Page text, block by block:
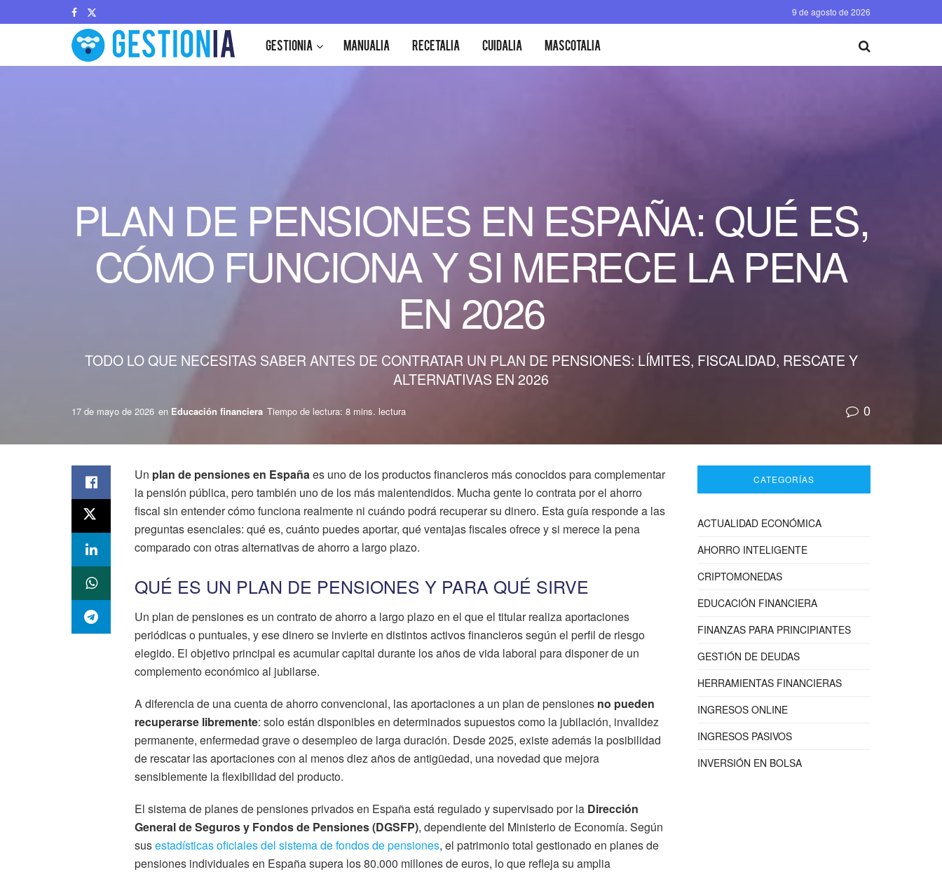
9 de agosto de 2026
GESTIONIA MANUALIA RECETALIA CUIDALIA MASCOTALIA
PLAN DE PENSIONES EN ESPAÑA: QUÉ ES,
CÓMO FUNCIONA Y SI MERECE LA PENA
EN 2026
TODO LO QUE NECESITAS SABER ANTES DE CONTRATAR UN PLAN DE PENSIONES: LÍMITES, FISCALIDAD, RESCATE Y
ALTERNATIVAS EN 2026
17 de mayo de 2026 en Educación financiera Tiempo de lectura: 8 mins. lectura 0
Un plan de pensiones en Españaes uno de los productos financieros más conocidos para complementar
la pensión pública, pero también uno de los más malentendidos. Mucha gente lo contrata por el ahorro
fiscal sin entender cómo funciona realmente ni cuándo podrá recuperar su dinero. Esta guía responde a las
preguntas esenciales: qué es, cuánto puedes aportar, qué ventajas fiscales ofrece y si merece la pena
comparado con otras alternativas de ahorro a largo plazo.
QUÉ ES UN PLAN DE PENSIONES Y PARA QUÉ SIRVE
Un plan de pensiones es un contrato de ahorro a largo plazo en el que el titular realiza aportaciones
periódicas o puntuales, y ese dinero se invierte en distintos activos financieros según el perfil de riesgo
elegido. El objetivo principal es acumular capital durante los años de vida laboral para disponer de un
complemento económico al jubilarse.
A diferencia de una cuenta de ahorro convencional, las aportaciones a un plan de pensiones no pueden
recuperarse libremente: solo están disponibles en determinados supuestos como la jubilación, invalidez
permanente, enfermedad grave o desempleo de larga duración. Desde 2025, existe además la posibilidad
de rescatar las aportaciones con al menos diez años de antigüedad, una novedad que mejora
sensiblemente la flexibilidad del producto.
El sistema de planes de pensiones privados en España está regulado y supervisado por la Dirección
General de Seguros y Fondos de Pensiones (DGSFP), dependiente del Ministerio de Economía. Según
susestadísticas oficiales del sistema de fondos de pensiones, el patrimonio total gestionado en planes de
pensiones individuales en España supera los 80.000 millones de euros, lo que refleja su amplia
CATEGORÍAS
ACTUALIDAD ECONÓMICA
AHORRO INTELIGENTE
CRIPTOMONEDAS
EDUCACIÓN FINANCIERA
FINANZAS PARA PRINCIPIANTES
GESTIÓN DE DEUDAS
HERRAMIENTAS FINANCIERAS
INGRESOS ONLINE
INGRESOS PASIVOS
INVERSIÓN EN BOLSA